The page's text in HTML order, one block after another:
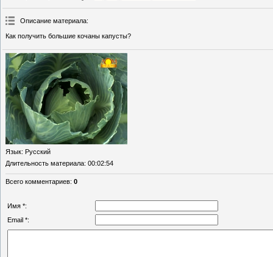
Описание материала:
Как получить большие кочаны капусты?
Язык: Русский
Длительность материала: 00:02:54
Всего комментариев: 0
Имя *:
Email *: